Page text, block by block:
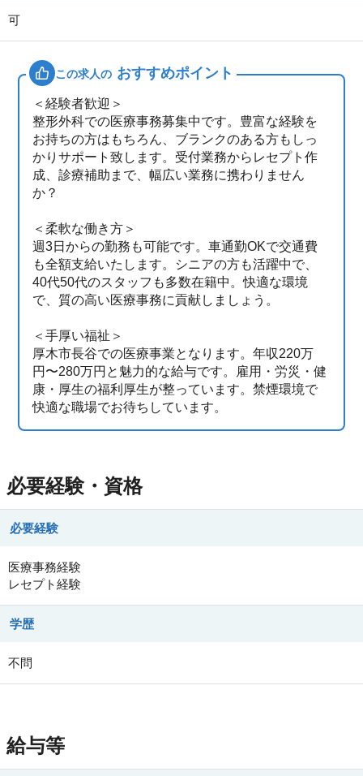
可
この求人の おすすめポイント
＜経験者歓迎＞
整形外科での医療事務募集中です。豊富な経験を
お持ちの方はもちろん、ブランクのある方もしっ
かりサポート致します。受付業務からレセプト作
成、診療補助まで、幅広い業務に携わりません
か？
＜柔軟な働き方＞
週3日からの勤務も可能です。車通勤OKで交通費
も全額支給いたします。シニアの方も活躍中で、
40代50代のスタッフも多数在籍中。快適な環境
で、質の高い医療事務に貢献しましょう。
＜手厚い福祉＞
厚木市長谷での医療事業となります。年収220万
円〜280万円と魅力的な給与です。雇用・労災・健
康・厚生の福利厚生が整っています。禁煙環境で
快適な職場でお待ちしています。
必要経験・資格
必要経験
医療事務経験
レセプト経験
学歴
不問
給与等